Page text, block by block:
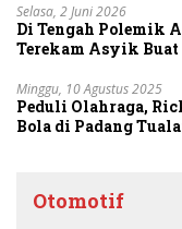
Selasa, 2 Juni 2026
Di Tengah Polemik
Terekam Asyik
Minggu, 10 Agustus 2025
Peduli Olahraga,
Bola di Padang
Otomotif